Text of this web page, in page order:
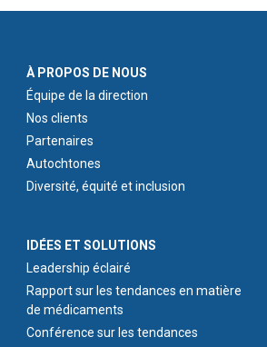
ABOUT US
À PROPOS DE NOUS
Équipe de la direction
Nos clients
Partenaires
Autochtones
Diversité, équité et inclusion
IDEAS & INSIGHTS
IDÉES ET SOLUTIONS
Leadership éclairé
Rapport sur les tendances en matière
de médicaments
Conférence sur les tendances